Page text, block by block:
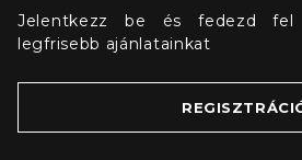
Jelentkezz be és fedezd fel
legfrisebb ajánlatainkat